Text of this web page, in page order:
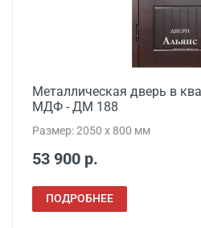
Металлическая дверь в
МДФ - ДМ 188
Размер: 2050 x 800 мм
53 900 р.
ПОДРОБНЕЕ